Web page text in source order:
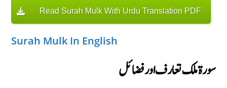
Read Surah Mulk With Urdu Translation PDF
Surah Mulk In English
سورة ملك تعارف اور فضائل